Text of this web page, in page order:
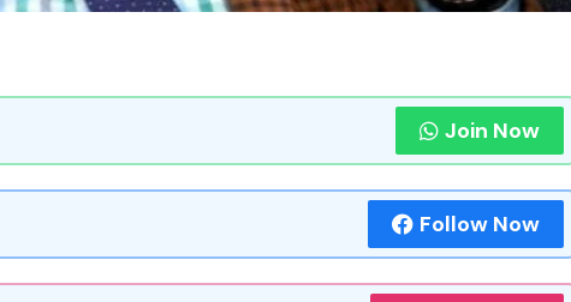
Join Now
Follow Now